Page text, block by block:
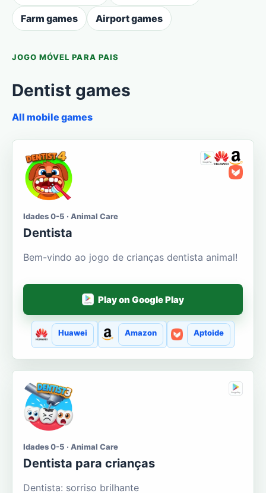
Farm games Airport games
JOGO MÓVEL PARA PAIS
Dentist games
All mobile games
Idades 0-5 · Animal Care
Dentista
Bem-vindo ao jogo de crianças dentista animal!
Play on Google Play
Huawei Amazon Aptoide
Idades 0-5 · Animal Care
Dentista para crianças
Dentista: sorriso brilhante